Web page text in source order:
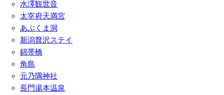
水澤観世音
太宰府天満宮
あぶくま洞
新潟贅沢ステイ
錦帯橋
角島
元乃隅神社
長門湯本温泉